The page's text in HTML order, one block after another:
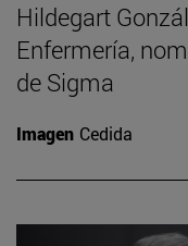
Hildegart
Enfermería,
de Sigma
Imagen Cedida